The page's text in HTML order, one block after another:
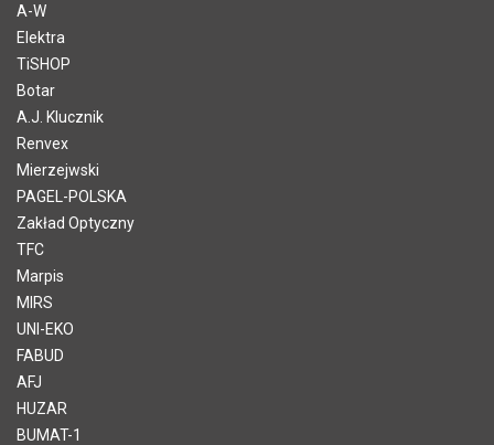
A-W
Elektra
TiSHOP
Botar
A.J. Klucznik
Renvex
Mierzejwski
PAGEL-POLSKA
Zakład Optyczny
TFC
Marpis
MIRS
UNI-EKO
FABUD
AFJ
HUZAR
BUMAT-1